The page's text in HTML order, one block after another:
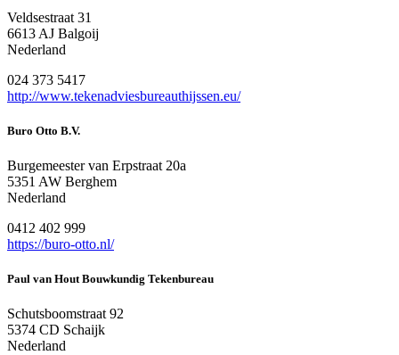
Veldsestraat 31
6613 AJ Balgoij
Nederland
024 373 5417
http://www.tekenadviesbureauthijssen.eu/
Buro Otto B.V.
Burgemeester van Erpstraat 20a
5351 AW Berghem
Nederland
0412 402 999
https://buro-otto.nl/
Paul van Hout Bouwkundig Tekenbureau
Schutsboomstraat 92
5374 CD Schaijk
Nederland